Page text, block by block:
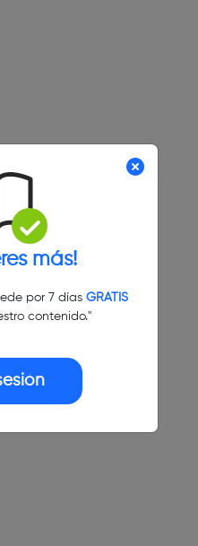
más!
por 7 días GRATIS
contenido."